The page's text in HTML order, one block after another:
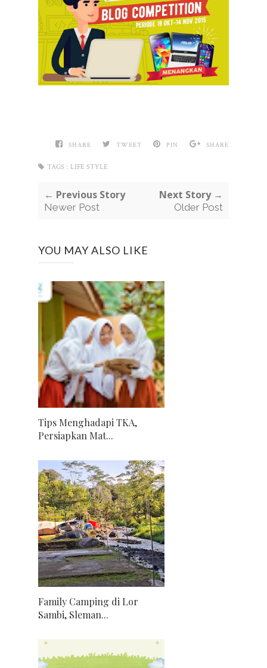
SHARE TWEET PIN SHARE
TAGS : LIFE STYLE
← Previous Story
Newer Post
Next Story →
Older Post
YOU MAY ALSO LIKE
Tips Menghadapi TKA,
Persiapkan Mat...
Family Camping di Lor
Sambi, Sleman...